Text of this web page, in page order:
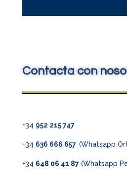
Contacta con
+34 952 215 747
+34 636 666 657 (Whatsapp
+34 648 06 41 87(Whatsapp